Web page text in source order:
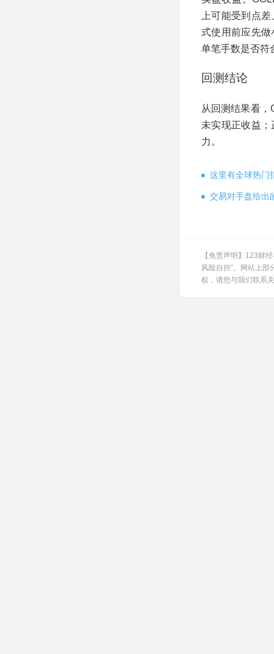
上可能受到点
式使用前应先
单笔手数是否符
回测结论
从回测结果看，
未实现正收益
力。
这里有全球热门
交易对手盘给出
【免责声明】123财
风险自担”。网站上
权，请您与我们联系